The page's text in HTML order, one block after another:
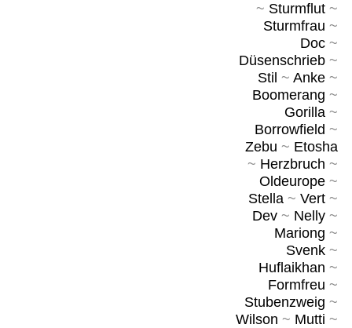
~ Sturmflut~
Sturmfrau ~
Doc~
Düsenschrieb~
Stil ~ Anke~
Boomerang ~
Gorilla~
Borrowfield ~
Zebu ~ Etosha
~ Herzbruch ~
Oldeurope~
Stella~ Vert~
Dev~ Nelly~
Mariong ~
Svenk~
Huflaikhan ~
Formfreu ~
Stubenzweig ~
Wilson ~ Mutti ~